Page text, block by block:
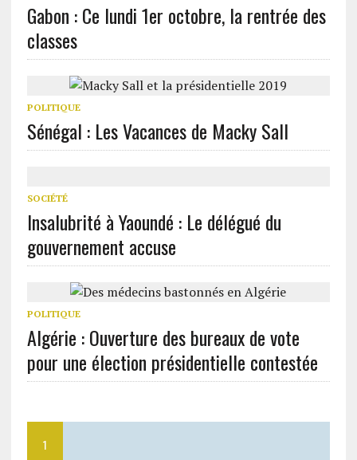
Gabon : Ce lundi 1er octobre, la rentrée des
classes
POLITIQUE
Sénégal : Les Vacances de Macky Sall
SOCIÉTÉ
Insalubrité à Yaoundé : Le délégué du
gouvernement accuse
POLITIQUE
Algérie : Ouverture des bureaux de vote
pour une élection présidentielle contestée
1